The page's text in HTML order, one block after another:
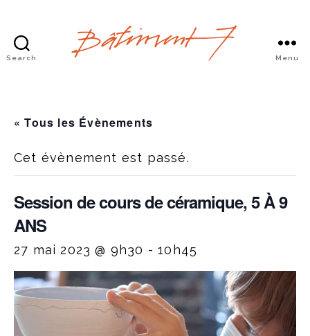
Search Menu
« Tous les Évènements
Cet évènement est passé.
Session de cours de céramique, 5 À 9
ANS
27 mai 2023 @ 9h30 -10h45